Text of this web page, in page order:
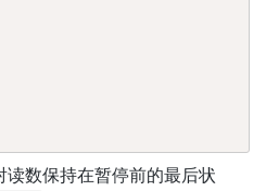
读数保持在暂停前的最后状